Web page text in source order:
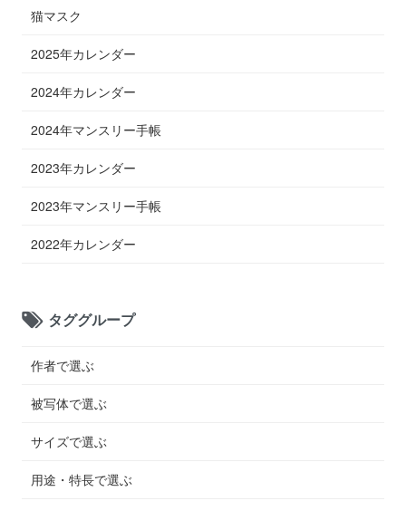
猫マスク
2025年カレンダー
2024年カレンダー
2024年マンスリー手帳
2023年カレンダー
2023年マンスリー手帳
2022年カレンダー
タググループ
作者で選ぶ
被写体で選ぶ
サイズで選ぶ
用途・特長で選ぶ